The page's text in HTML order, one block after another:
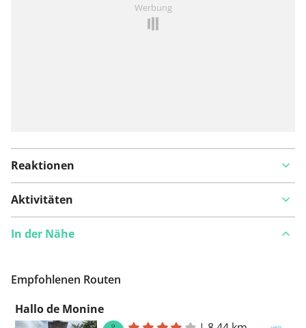
Werbung
Reaktionen
Aktivitäten
In der Nähe
Empfohlenen Routen
Hallo de Monine